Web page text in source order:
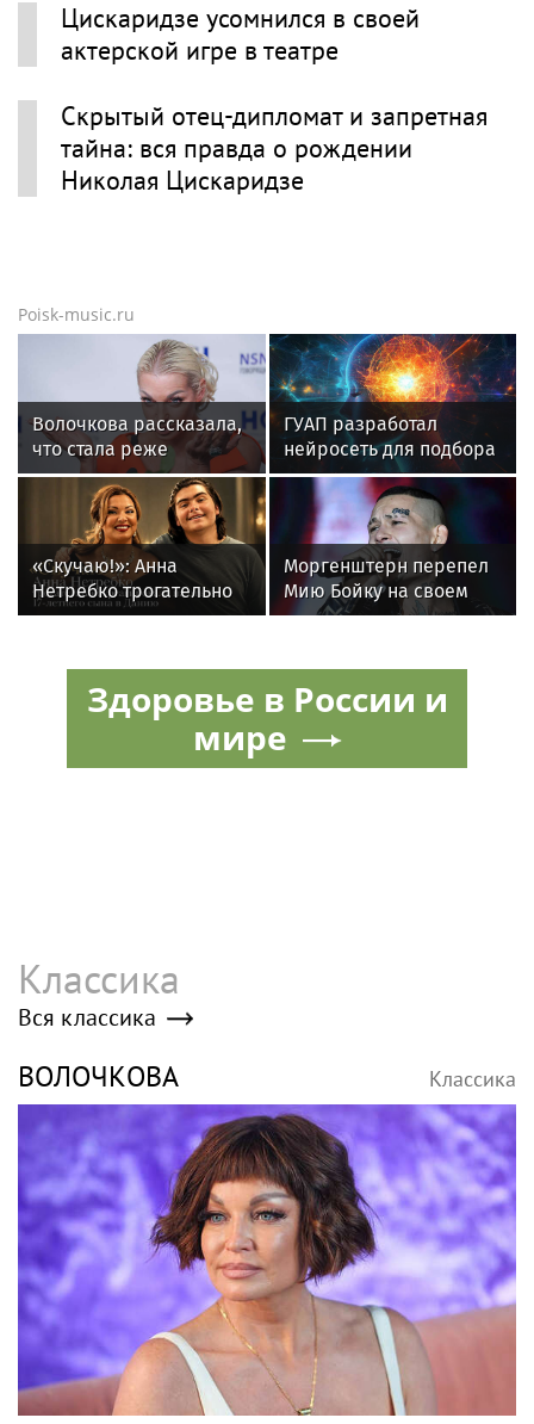
Цискаридзе усомнился в своей
актерской игре в театре
Скрытый отец-дипломат и запретная
тайна: вся правда о рождении
Николая Цискаридзе
Poisk-music.ru
Волочкова рассказала,
что стала реже
показывать шпагаты
из-за операции на ноге
ГУАП разработал
нейросеть для подбора
обуви по фото стопы
«Скучаю!»: Анна
Нетребко трогательно
отреагировала на
в Данию
Моргенштерн перепел
Мию Бойку на своем
концерте
Здоровье в России и
мире
Классика
Вся классика
ВОЛОЧКОВА Классика